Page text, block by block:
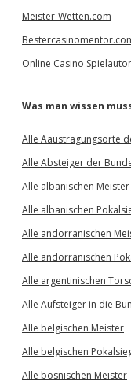
Meister-Wetten.com
Online Casino
Was man wissen
Alle Aaustragungsorte
Alle Absteiger der
Alle albanischen Meister
Alle albanischen
Alle andorranischen
Alle andorranischen
Alle argentinischen
Alle Aufsteiger in die
Alle belgischen Meister
Alle belgischen
Alle bosnischen Meister